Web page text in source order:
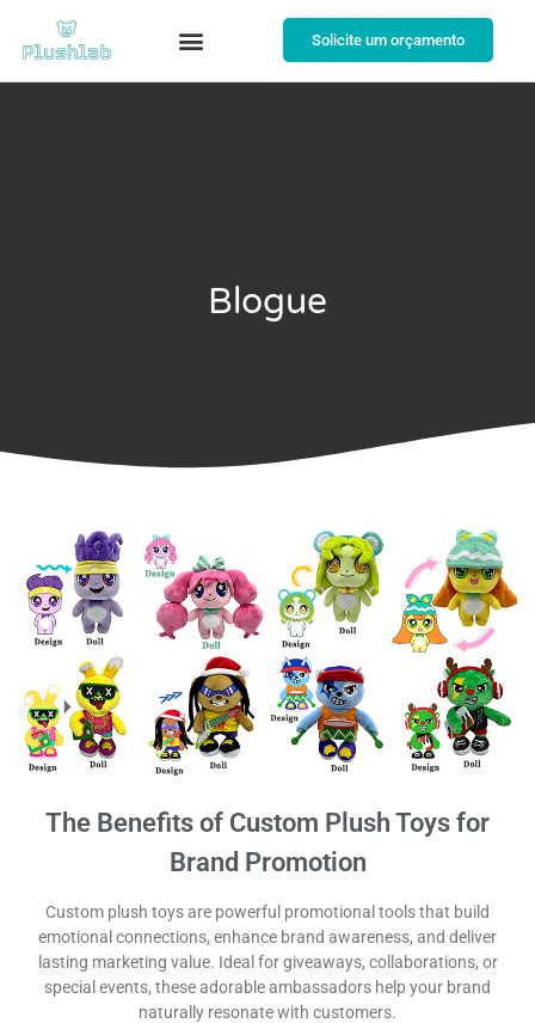
Solicite um orçamento
Blogue
The Benefits of Custom Plush Toys for
Brand Promotion
Custom plush toys are powerful promotional tools that build
emotional connections, enhance brand awareness, and deliver
lasting marketing value. Ideal for giveaways, collaborations, or
special events, these adorable ambassadors help your brand
naturally resonate with customers.